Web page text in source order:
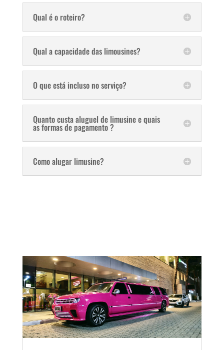
Qual é o roteiro?
Qual a capacidade das limousines?
O que está incluso no serviço?
Quanto custa aluguel de limusine e quais
as formas de pagamento ?
Como alugar limusine?